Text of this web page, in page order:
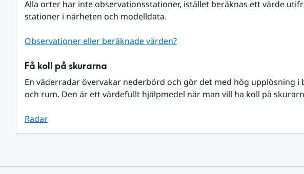
Alla orter har inte observationsstationer, istället beräknas ett värde
stationer i närheten och modelldata.
Observationer eller beräknade värden?
Få koll på skurarna
En väderradar övervakar nederbörd och gör det med hög upplösning i
och rum. Den är ett värdefullt hjälpmedel när man vill ha koll på
Radar